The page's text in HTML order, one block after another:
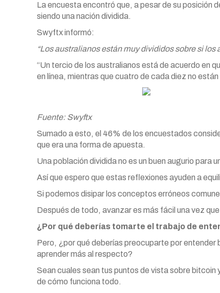
La encuesta encontró que, a pesar de su
siendo una nación dividida.
Swyftx informó:
“Los australianos están muy divididos sobre si
“Un tercio de los australianos está de acuerdo en
en línea, mientras que cuatro de cada diez no
Fuente: Swyftx
Sumado a esto, el 46% de los encuestados
que era una forma de apuesta.
Una población dividida no es un buen augurio para
Así que espero que estas reflexiones ayuden a
Si podemos disipar los conceptos erróneos
Después de todo, avanzar es más fácil una vez
¿Por qué deberías tomarte el trabajo de
Pero, ¿por qué deberías preocuparte por
aprender más al respecto?
Sean cuales sean tus puntos de vista sobre
de cómo funciona todo.